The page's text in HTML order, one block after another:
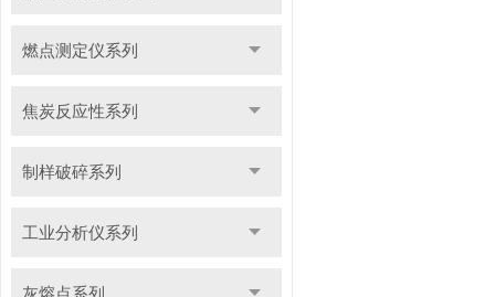
燃点测定仪系列
焦炭反应性系列
制样破碎系列
工业分析仪系列
灰熔点系列